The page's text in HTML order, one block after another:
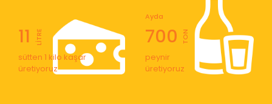
11 LİTRE
sütten 1 kilo kaşar
üretiyoruz
700
Ayda
TON
peynir
üretiyoruz